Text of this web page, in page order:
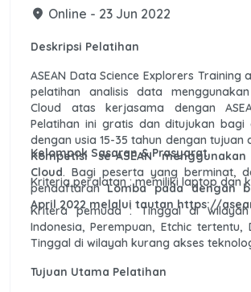
place Online - 23 Jun 2022
Deskripsi Pelatihan
ASEAN Data Science Explorers Training
pelatihan analisis data
Cloud atas kerjasama dengan
Pelatihan ini gratis dan ditujukan bagi
dengan usia 15-35 tahun dengan tujuan
Kompetisi se-ASEAN
Cloud. Bagi peserta yang berminat,
pendaftaranLomba pada dengan
April 2022 melalui tautan https://
Kelompok Sasaran & Prasyarat
Kriteria peralatan : memiliki laptop dan
Kritera pemuda : Tinggal di
Indonesia, Perempuan, Etchic tertentu,
Tinggal di wilayah kurang akses
Tujuan Utama Pelatihan